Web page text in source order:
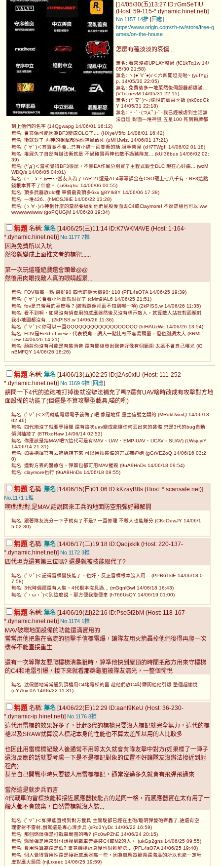
[14/05/30(五)13:27 ID:rGmSeTIU
(Host: 59-115-*.dynamic.hinet.net)]
No.1157 14推 [回應]
https://www.origin.com/zh-tw/store/free-g
ames/on-the-house
怎麼有種淡淡的哀傷...
無名: 看來沒被UPLAY整過 (fC1kTq1w 14/
05/30 21:58)
無名: ヽ(●´∀`●)ﾉ＜六四開坦克啦~ (yufYgj
p. 14/05/30 22:05)
無名: 免費後多一堆菜然後伺服器都爆滿....
(VTd.nevM 14/05/31 22:15)
無名: (*ﾟ∇ﾟ)～♪愉悅的虐菜季節 (nk0oqGk
Y 14/05/31 22:18)
無名: 。･ﾟ･(つд`ﾟ)･ﾟ･我已經被虐到生活無
法自理 對面一堆神狙 五星100 死到狗牌都
刻上他們的名字 (14Qgwapg 14/06/01 16:12)
無名: 會哀傷可能因為BF3變成OLG了.... (HXyeV5fo 14/06/01 16:42)
無名: 衝就對了 再神的狙擊都怕你神風敢死 (uMHJwIz. 14/06/01 17:21)
無名: (ﾟ∀ﾟ)＜其實並不會...只有小貓一兩隻衝的話,狙手樂見 (xH7TWgII 14/06/02 01:18)
無名: 堆屍久了自然有辦法衝就是 不過確實再神也敵不過豬隊友... (kUI36bus 14/06/02 02:
39)
無名: (*´д`)＜當初覺得BF3很屌，不熟EA作風分別買了主程式跟全DLC 現在心好痛... (wzM
WDQ/s 14/06/05 04:01)
無名: (・_ゝ・)y━･~當友人為了TAR-21還是AT-4等等課金在CSO砸上七八千有，BF3這點
錢根本算不了什麼。 (.uGxqIsc 14/06/06 00:55)
無名: 頂多武器放dlc裡 單價最貴頂多6xx (jj8YIk8Y 14/06/06 17:38)
無名: 一堆426.. (hMOSJ9lE 14/06/22 13:28)
無名: (ゝ∀･)ﾉｼ神狙什麼的當然要繞到他們屁股後面丟C4或Claymore! 不然銲槍也可以!ww
wwwwwwwww (goPQUGjM 14/06/28 19:34)
無題 名稱: 無名 [14/06/25(三)11:14 ID:K7WKMAVE (Host: 1-164-
*.dynamic.hinet.net)] No.1177 7推
因為免費所以入坑
然後就變成上面推文者的標靶......
第一次玩這種遊戲還會頭暈@@
然後用肉眼找敵人真的眼睛超累...
無名: FOV調高一點 最好90 四代的話大概90~110 (PFL4sO7A 14/06/25 19:39)
無名: (ﾟ∀ﾟ)＜會看小地圖就很好了 (cMm9iAL6 14/06/25 21:51)
無名: fov是只螢幕的亮度嗎？(遊戲選像裡面不知到哪一項) (2kPISS.w 14/06/26 11:35)
無名: 看不到啊，如果沒有偵查用的感應器然後又沒有標示敵人，就算敵人站在對面顏射
我小地圖都沒有... (2kPISS.w 14/06/26 11:36)
無名: (ﾟ∀ﾟ)＜你可以一直QQQQQQQQQQQQQQQQQQ (htHAUzWc 14/06/26 13:54)
無名: FOV是Field of view，代表視角。調大一點比較不容易頭暈，但也別調太大 (8RML
I.ew 14/06/26 14:21)
無名: 顏射你沒有可能是有裝消音 還有開槍發出聲音好像有個範圍 太遠不會自己曝光 (iG
nBMFQY 14/06/26 18:26)
無題 名稱: 無名 [14/06/13(五)02:25 ID:j2As0xtU (Host: 111-252-
*.dynamic.hinet.net)] No.1169 6推 [回應]
請問一下4代的迫砲被打掉後就沒辦法補充了嗎?還有UAV啥時改成有攻擊對方地
面設備的功能了(但還是不算攻擊型載具,喵的咧)
無名: (ﾟ∀ﾟ)＜3代就能電爆電子設備了吧,像是地探,重生信號之類的 (MRqkUwmQ 14/06/13
02:46)
無名: 四代炮沒了就要等接關 還有這次uav變成能爆任何丟出來的裝備 只是3代的bug自動
偵測抽掉了 (8TRxoHaw 14/06/14 02:53)
無名: 你應該是指MAV吧?(這代可是有MAV、UAV、EMP-UAV、UCAV、SUAV) (LWsjuyiY
14/06/14 21:31)
無名: 如果指揮官有丟補給箱下來 可以用換裝備的方式補迫砲 (gGrVEZoQ 14/06/16 03:2
0)
無名: 連對方丟的醫療包、彈藥包都可用MAV摧毀 (9uA9HnDs 14/06/18 09:54)
無名: claymore也行 (9uA9HnDs 14/06/18 09:55)
無題 名稱: 無名 [14/06/15(日)01:06 ID:kKzayB8s (Host: *.scansafe.net)]
No.1171 1推
啊!對對對,是MAV,話說回來工兵的地面防空飛彈好難解開
無名: 跟著隊友洗分一下子就有了不是? 一直修理 不殺人也能賺分 (CKcOewJY 14/06/1
5 02:30)
無題 名稱: 無名 [14/06/17(二)19:18 ID:QaojxkIk (Host: 220-137-
*.dynamic.hinet.net)] No.1172 3推
四代坦克還有第三位嗎? 還是就被技能取代了?
無名: (ﾟ∀ﾟ)＜記得雷標變技能了，也好、反正雷標根本沒人用... (PPB6TklE 14/06/18 0
7:58)
無名: 3代時偶爾還有人裝，4代根本沒見過... (mGqnlGwI 14/06/18 16:43)
無名: (´・ω・`)＜別這麼說，那方便我搭便車 (hT66UsQY 14/06/19 01:00)
無題 名稱: 無名 [14/06/19(四)22:16 ID:PscGf2bM (Host: 118-167-
*.dynamic.hinet.net)] No.1174 1推
MAV破壞地面設備的功能還滿實用的
常常用他把龜在高處的狙擊手信標電爆，讓隊友用火箭轟掉他們後得再爬一次
樓梯不能直接重生
還有一次等隊友要爬樓梯清龜狙時，算準他快到屋頂的時間把敵方用來守樓梯
的C4和地雷引爆，接下來就看那群龜狙被隊友清光，一整個愉悅
無名: 渡假勝地常常遇到頂樓用C4堵電梯的團 趁他們放C4時瞬間給他引爆 整個超愉悅
(oY7kxc0A 14/06/22 11:31)
無題 名稱: 無名 [14/06/22(日)12:29 ID:aanf9KeU (Host: 36-230-
*.dynamic-ip.hinet.net)] No.1176 8推
這代用雷標的效果好多了，比起3代的標槍只要沒人標記就完全無力，這代的標
槍以及SRAW就算沒人標記本身的性能也不算太差所以用的人比較多
也因此用雷標標記敵人後通常不用等太久就會有隊友擊中對方(如果標了一陣子
還沒反應的話就要考慮一下是不是標記對象的位置不好讓隊友沒辦法接近到射
程內)
甚至自己開戰車時只要被人用雷標標記，通常沒過多久就會有飛彈飛過來
當然這是就步兵而言
4代戰車的雷標技能和接近感應器技能占的是同一格，而感應器實在太有用了一
般人都不會放棄，自然雷標就沒人裝...
無名: (ﾟ∀ﾟ)＜如果能直視到對方載具,主駕駛都已經在主砲/聰明彈雙砲齊轟了,誰還有空
理雷射不雷射,副駕還是專心清步兵 (sRo3YyDc 14/06/22 16:59)
無名: 那個燃燒彈是打戰車周圍的嗎? (Pc0wPZhE 14/06/24 20:15)
無名: 燃燒彈是用來對付想摸到戰車旁邊裝C4或M2的人。 (ukGp2gns 14/06/25 09:55)
無名: 食用性算高還是低? 畢竟機槍近身後也很難解決... (PFL4sO7A 14/06/25 19:40)
無名: 個人覺得實用性還是接近感應器高一些，因為感應器範圍還滿廣的所以也能一定程
度對應火箭筒 (njLrxeec 14/06/25 19:59)